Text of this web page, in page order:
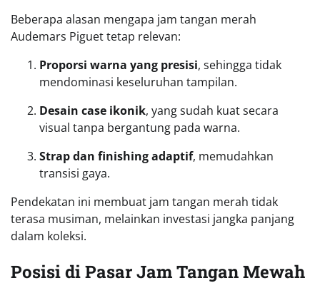
Beberapa alasan mengapa jam tangan merah
Audemars Piguet tetap relevan:
Proporsi warna yang presisi, sehingga tidak
mendominasi keseluruhan tampilan.
Desain case ikonik, yang sudah kuat secara
visual tanpa bergantung pada warna.
Strap dan finishing adaptif, memudahkan
transisi gaya.
Pendekatan ini membuat jam tangan merah tidak
terasa musiman, melainkan investasi jangka panjang
dalam koleksi.
Posisi di Pasar Jam Tangan Mewah